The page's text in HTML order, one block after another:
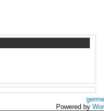
Powered by